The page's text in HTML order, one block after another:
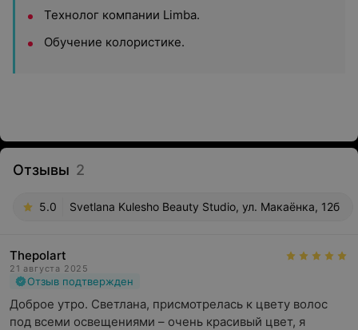
Технолог компании Limba.
Обучение колористике.
Отзывы 2
5.0 Svetlana Kulesho Beauty Studio, ул. Макаёнка, 12б
Thepolart
21 августа 2025
Отзыв подтвержден
Доброе утро. Светлана, присмотрелась к цвету волос
под всеми освещениями – очень красивый цвет, я